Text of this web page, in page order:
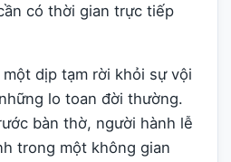
có thời gian trực tiếp
dịp tạm rời khỏi sự vội
lo toan đời thường.
bàn thờ, người hành lễ
trong một không gian